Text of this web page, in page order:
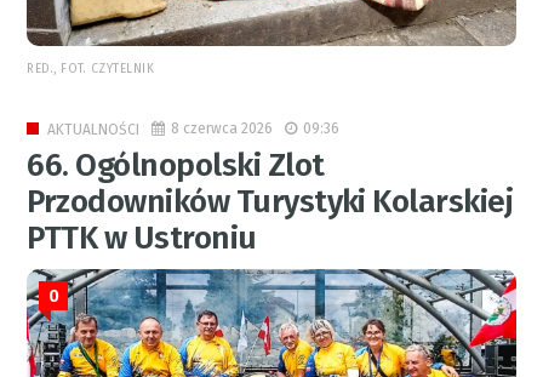
RED., FOT. CZYTELNIK
AKTUALNOŚCI 8 czerwca 2026 09:36
66. Ogólnopolski Zlot
Przodowników Turystyki Kolarskiej
PTTK w Ustroniu
0